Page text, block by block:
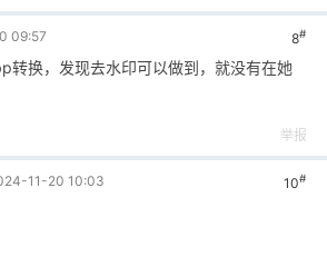
8#
09:57
转换，发现去水印可以做到，就没有在她
举报
10#
11-20 10:03